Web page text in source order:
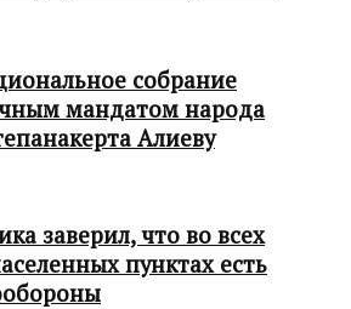
собрание
мандатом народа
Алиеву
заверил, что во всех
пунктах есть